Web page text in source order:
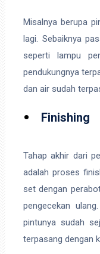
Misalnya berupa
lagi. Sebaiknya
seperti lampu
pendukungnya
dan air sudah
Finishing
Tahap akhir dari
adalah proses
set dengan
pengecekan
pintunya sudah
terpasang dengan